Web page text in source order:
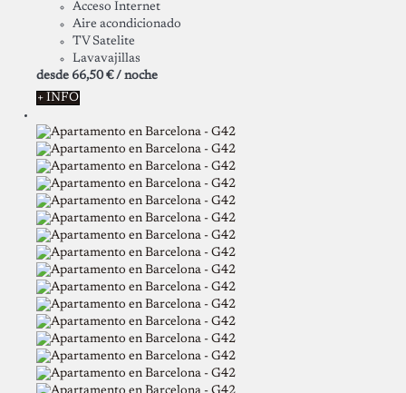
Acceso Internet
Aire acondicionado
TV Satelite
Lavavajillas
desde 66,50 € / noche
+ INFO